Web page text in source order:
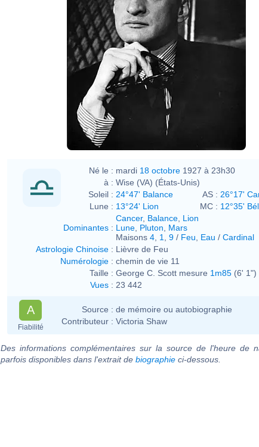
Né le : mardi 18 octobre 1927 à 23h30
à : Wise (VA) (États-Unis)
Soleil : 24°47' Balance AS : 26°17'
Lune : 13°24' Lion MC : 12°35'
Dominantes :
Cancer, Balance Lion
Lune Pluton
Mars
Maisons 4 1 9 / Feu Eau / Cardinal
Astrologie Chinoise : Lièvre de Feu
Numérologie : chemin de vie 11
Taille : George C. Scott mesure 1m85 (6' 1")
Vues : 23 442
A
Fiabilité
Source : de mémoire ou autobiographie
Contributeur : Victoria Shaw
Des informations complémentaires sur la source de l'heure de
parfois disponibles dans l'extrait de biographie ci-dessous.